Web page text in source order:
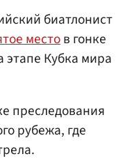
биатлонист
местов гонке
этапе Кубка мира
преследования
рубежа, где